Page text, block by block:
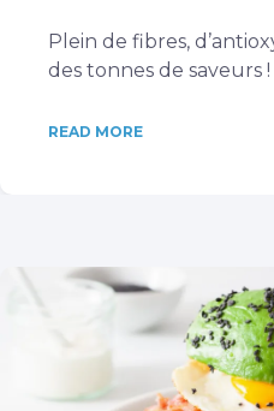
Plein de fibres,
des tonnes de saveurs !
READ MORE